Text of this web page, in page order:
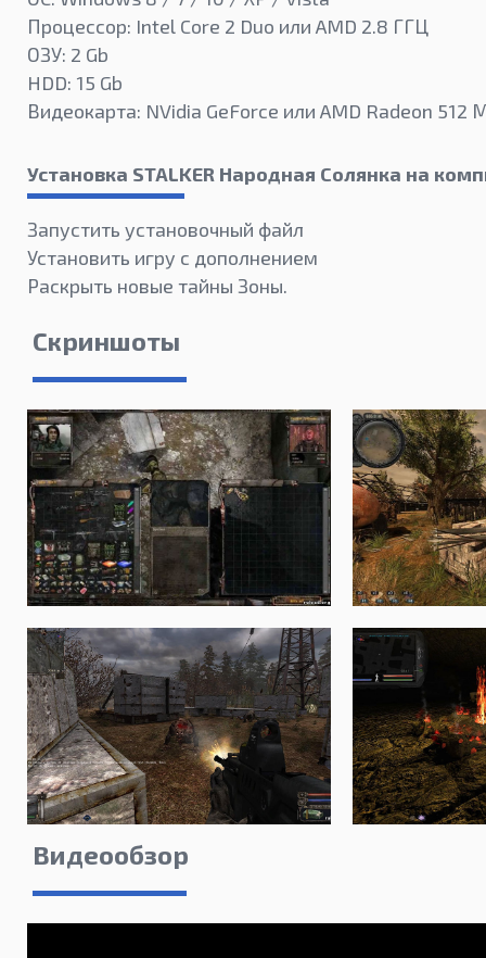
Процессор: Intel Core 2 Duo или AMD 2.8 ГГЦ
ОЗУ: 2 Gb
HDD: 15 Gb
Видеокарта: NVidia GeForce или AMD Radeon 512
Установка STALKER Народная Солянка на
Запустить установочный файл
Установить игру с дополнением
Раскрыть новые тайны Зоны.
Скриншоты
Видеообзор